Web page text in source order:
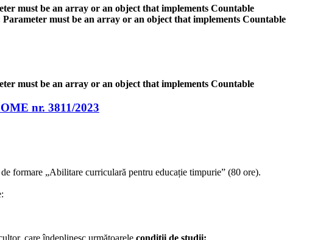
must be an array or an object that implements Countable
Parameter must be an array or an object that implements Countable
must be an array or an object that implements Countable
nr. 3811/2023
formare „Abilitare curriculară pentru educație timpurie” (80 ore).